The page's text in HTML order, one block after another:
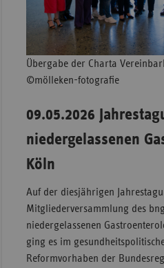
Übergabe der Charta
©mölleken-fotografie
09.05.2026
niedergelassenen
Köln
​Auf der diesjährigen
Mitgliederversammlung des
niedergelassenen
ging es im
Reformvorhaben der